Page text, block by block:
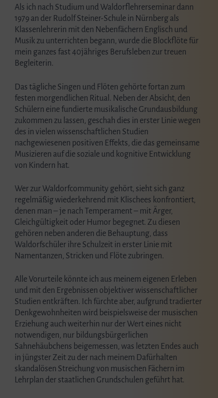
Als ich nach Studium und Waldorflehrerseminar dann
1979 an der Rudolf Steiner-Schule in Nürnberg als
Klassenlehrerin mit den Nebenfächern Englisch und
Musik zu unterrichten begann, wurde die Blockflöte für
mein ganzes fast 40jähriges Berufsleben zur treuen
Begleiterin.
Das tägliche Singen und Flöten gehörte fortan zum
festen morgendlichen Ritual. Neben der Absicht, den
Schülern eine fundierte musikalische Grundausbildung
zukommen zu lassen, geschah dies in erster Linie wegen
des in vielen wissenschaftlichen Studien
nachgewiesenen positiven Effekts, die das gemeinsame
Musizieren auf die soziale und kognitive Entwicklung
von Kindern hat.
Wer zur Waldorfcommunity gehört, sieht sich ganz
regelmäßig wiederkehrend mit Klischees konfrontiert,
denen man – je nach Temperament – mit Ärger,
Gleichgültigkeit oder Humor begegnet. Zu diesen
gehören neben anderen die Behauptung, dass
Waldorfschüler ihre Schulzeit in erster Linie mit
Namentanzen, Stricken und Flöte zubringen.
Alle Vorurteile könnte ich aus meinem eigenen Erleben
und mit den Ergebnissen objektiver wissenschaftlicher
Studien entkräften. Ich fürchte aber, aufgrund tradierter
Denkgewohnheiten wird beispielsweise der musischen
Erziehung auch weiterhin nur der Wert eines nicht
notwendigen, nur bildungsbürgerlichen
Sahnehäubchens beigemessen, was letzten Endes auch
in jüngster Zeit zu der nach meinem Dafürhalten
skandalösen Streichung von musischen Fächern im
Lehrplan der staatlichen Grundschulen geführt hat.